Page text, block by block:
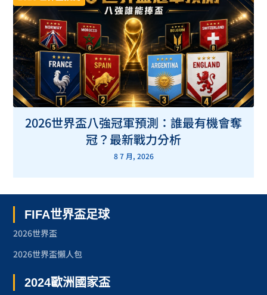
2026世界盃八強冠軍預測：誰最有機會奪
冠？最新戰力分析
8 7 月, 2026
FIFA世界盃足球
2026世界盃
2026世界盃懶人包
2024歐洲國家盃